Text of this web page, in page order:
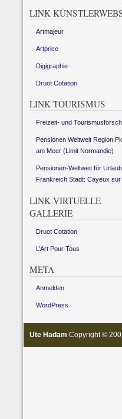
LINK
Artmajeur
Artprice
Digigraphie
Druot Cotation
LINK TOURISMUS
Freizeit- und
Pensionen Weltweit Region
am Meer (Limit Normandie)
Pensionen-Weltweit für
Frankreich Stadt: Cayeux
LINK VIRTUELLE
GALLERIE
Druot Cotation
L’Art Pour Tous
META
Anmelden
WordPress
Ute Hadam Copyright ©